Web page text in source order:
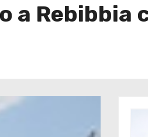
a Rebibbia